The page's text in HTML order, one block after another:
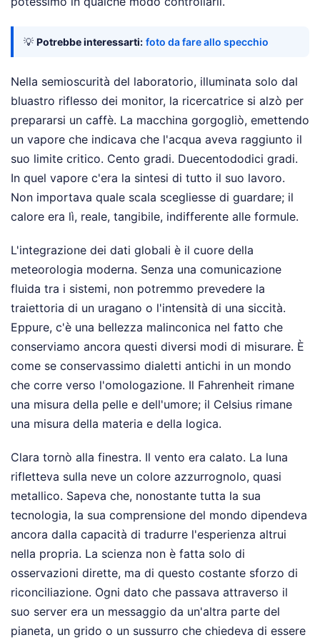
💡 Potrebbe interessarti: foto da fare allo specchio
Nella semioscurità del laboratorio, illuminata solo dal
bluastro riflesso dei monitor, la ricercatrice si alzò per
prepararsi un caffè. La macchina gorgogliò, emettendo
un vapore che indicava che l'acqua aveva raggiunto il
suo limite critico. Cento gradi. Duecentododici gradi.
In quel vapore c'era la sintesi di tutto il suo lavoro.
Non importava quale scala scegliesse di guardare; il
calore era lì, reale, tangibile, indifferente alle formule.
L'integrazione dei dati globali è il cuore della
meteorologia moderna. Senza una comunicazione
fluida tra i sistemi, non potremmo prevedere la
traiettoria di un uragano o l'intensità di una siccità.
Eppure, c'è una bellezza malinconica nel fatto che
conserviamo ancora questi diversi modi di misurare. È
come se conservassimo dialetti antichi in un mondo
che corre verso l'omologazione. Il Fahrenheit rimane
una misura della pelle e dell'umore; il Celsius rimane
una misura della materia e della logica.
Clara tornò alla finestra. Il vento era calato. La luna
rifletteva sulla neve un colore azzurrognolo, quasi
metallico. Sapeva che, nonostante tutta la sua
tecnologia, la sua comprensione del mondo dipendeva
ancora dalla capacità di tradurre l'esperienza altrui
nella propria. La scienza non è fatta solo di
osservazioni dirette, ma di questo costante sforzo di
riconciliazione. Ogni dato che passava attraverso il
suo server era un messaggio da un'altra parte del
pianeta, un grido o un sussurro che chiedeva di essere